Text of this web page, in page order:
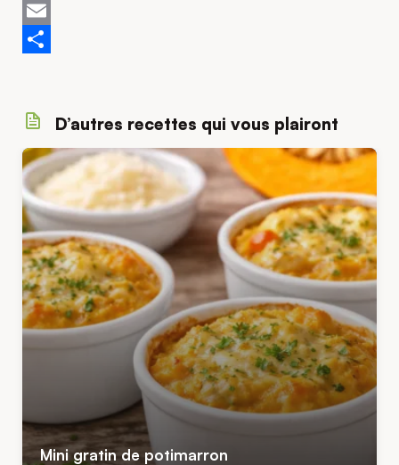
Twitter
Email
D’autres recettes qui vous plairont
Mini gratin de potimarron